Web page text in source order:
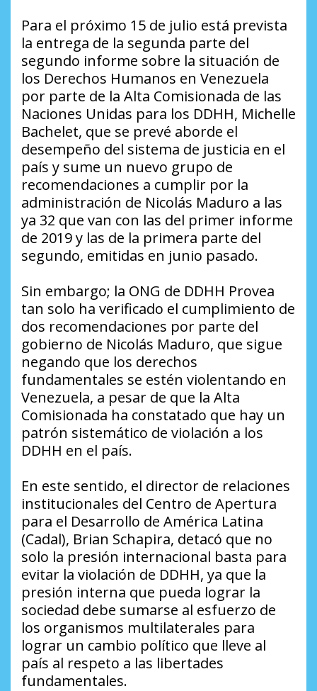
Para el próximo 15 de julio está prevista
la entrega de la segunda parte del
segundo informe sobre la situación de
los Derechos Humanos en Venezuela
por parte de la Alta Comisionada de las
Naciones Unidas para los DDHH, Michelle
Bachelet, que se prevé aborde el
desempeño del sistema de justicia en el
país y sume un nuevo grupo de
recomendaciones a cumplir por la
administración de Nicolás Maduro a las
ya 32 que van con las del primer informe
de 2019 y las de la primera parte del
segundo, emitidas en junio pasado.
Sin embargo; la ONG de DDHH Provea
tan solo ha verificado el cumplimiento de
dos recomendaciones por parte del
gobierno de Nicolás Maduro, que sigue
negando que los derechos
fundamentales se estén violentando en
Venezuela, a pesar de que la Alta
Comisionada ha constatado que hay un
patrón sistemático de violación a los
DDHH en el país.
En este sentido, el director de relaciones
institucionales del Centro de Apertura
para el Desarrollo de América Latina
(Cadal), Brian Schapira, detacó que no
solo la presión internacional basta para
evitar la violación de DDHH, ya que la
presión interna que pueda lograr la
sociedad debe sumarse al esfuerzo de
los organismos multilaterales para
lograr un cambio político que lleve al
país al respeto a las libertades
fundamentales.